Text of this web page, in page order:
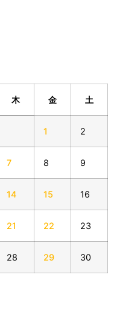
木 金 土
1 2
7 8 9
14 15 16
21 22 23
28 29 30